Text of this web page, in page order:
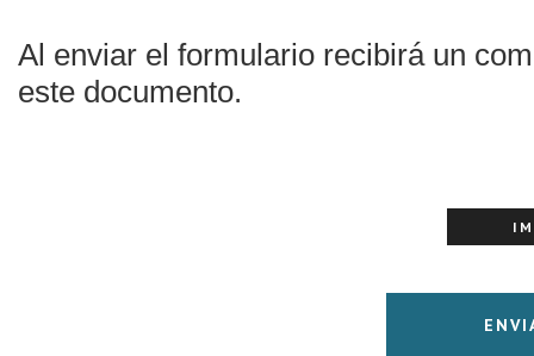
Al enviar el formulario recibirá un
este documento.